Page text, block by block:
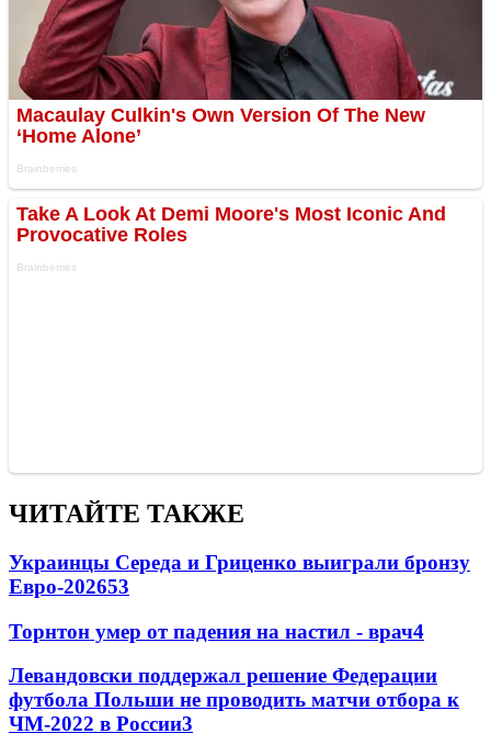
ЧИТАЙТЕ ТАКЖЕ
Украинцы Середа и Гриценко выиграли бронзу
Евро-202653
Торнтон умер от падения на настил - врач4
Левандовски поддержал решение Федерации
футбола Польши не проводить матчи отбора к
ЧМ-2022 в России3